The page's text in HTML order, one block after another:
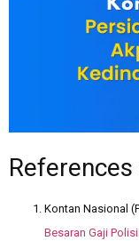
Kontan Nasional
Besaran Gaji